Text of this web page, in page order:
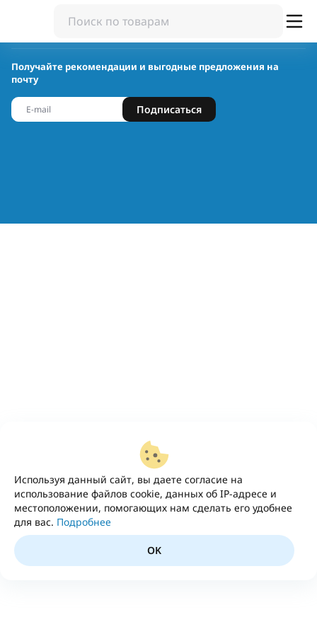
Используя данный сайт, вы даете согласие на
использование файлов cookie, данных об IP-адресе и
местоположении, помогающих нам сделать его удобнее
для вас. Подробнее
OK
Получайте рекомендации и выгодные предложения на
почту
Подписаться